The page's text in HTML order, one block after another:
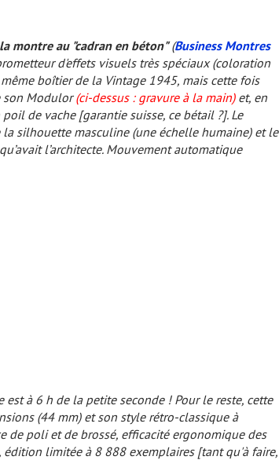
montre au "cadran en béton"(Business Montres
d'effets visuels très spéciaux (coloration
boîtier de la Vintage 1945, mais cette fois
son Modulor(ci-dessus : gravure à la main)et, en
poil de vache [garantie suisse, ce bétail ?]. Le
silhouette masculine (une échelle humaine) et le
l’architecte. Mouvement automatique
est à 6 h de la petite seconde ! Pour le reste, cette
(44 mm) et son style rétro-classique à
de poli et de brossé, efficacité ergonomique des
édition limitée à 8 888 exemplaires [tant qu'à faire,